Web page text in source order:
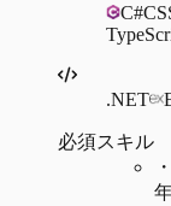
C#
.NET
必須スキル
・